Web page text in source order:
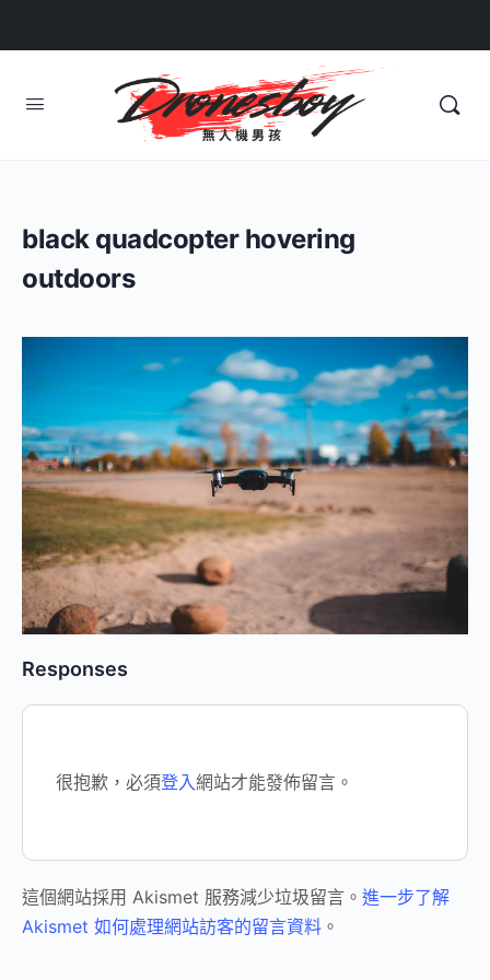
black quadcopter hovering
outdoors
Responses
很抱歉，必須登入網站才能發佈留言。
這個網站採用 Akismet 服務減少垃圾留言。 進一步了解
Akismet 如何處理網站訪客的留言資料 。